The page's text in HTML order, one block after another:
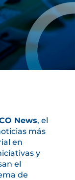
News, el
más
en
y
el
de